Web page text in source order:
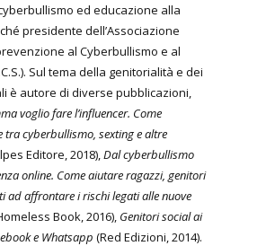
ed educazione alla
presidente dell’Associazione
al Cyberbullismo e al
Sul tema della genitorialità e dei
è autore di diverse pubblicazioni,
voglio fare l’influencer. Come
tra cyberbullismo, sexting e altre
Editore, 2018), Dal cyberbullismo
online. Come aiutare ragazzi, genitori
ad affrontare i rischi legati alle nuove
Book, 2016), Genitori social ai
e Whatsapp (Red Edizioni, 2014).